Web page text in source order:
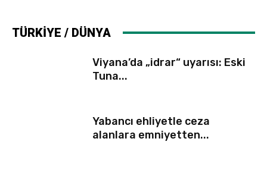
TÜRKİYE / DÜNYA
Viyana’da „idrar“ uyarısı: Eski
Tuna...
Yabancı ehliyetle ceza
alanlara emniyetten...